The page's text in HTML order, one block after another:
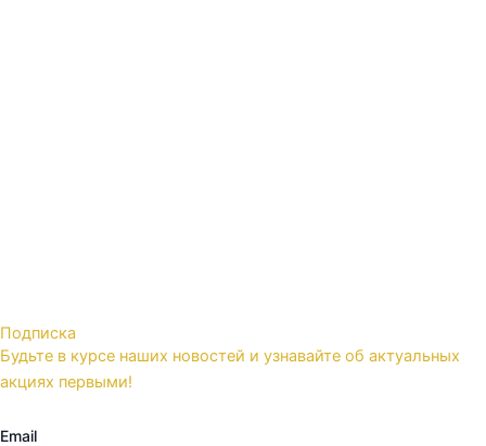
Подписка
Будьте в курсе наших новостей и узнавайте об актуальных
акциях первыми!
Email